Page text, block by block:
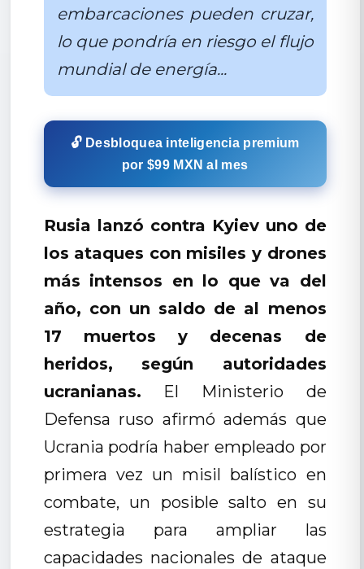
embarcaciones pueden cruzar,
lo que pondría en riesgo el flujo
mundial de energía...
🔓 Desbloquea inteligencia premium
por $99 MXN al mes
Rusia lanzó contra Kyiev uno de
los ataques con misiles y drones
más intensos en lo que va del
año, con un saldo de al menos
17 muertos y decenas de
heridos, según autoridades
ucranianas. El Ministerio de
Defensa ruso afirmó además que
Ucrania podría haber empleado por
primera vez un misil balístico en
combate, un posible salto en su
estrategia para ampliar las
capacidades nacionales de ataque